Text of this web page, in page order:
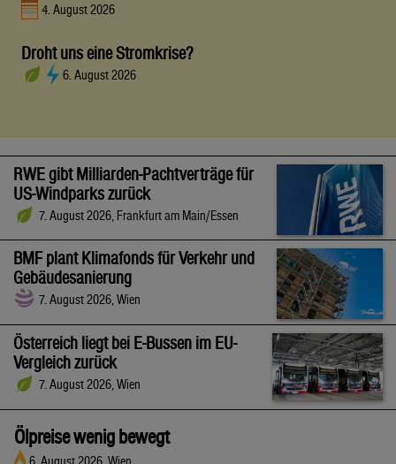
4. August 2026
Droht uns eine Stromkrise?
6. August 2026
RWE gibt Milliarden-Pachtverträge für
US-Windparks zurück
7. August 2026, Frankfurt am Main/Essen
BMF plant Klimafonds für Verkehr und
Gebäudesanierung
7. August 2026, Wien
Österreich liegt bei E-Bussen im EU-
Vergleich zurück
7. August 2026, Wien
Ölpreise wenig bewegt